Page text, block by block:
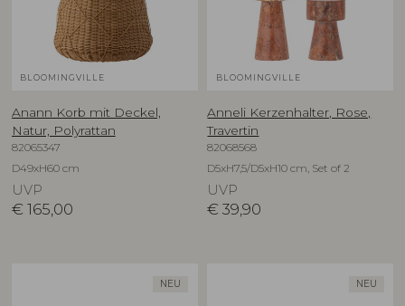
BLOOMINGVILLE
Anann Korb mit Deckel,
Natur, Polyrattan
82065347
D49xH60 cm
UVP
€ 165,00
BLOOMINGVILLE
Anneli Kerzenhalter, Rose,
Travertin
82068568
D5xH7,5/D5xH10 cm, Set of 2
UVP
€ 39,90
NEU NEU